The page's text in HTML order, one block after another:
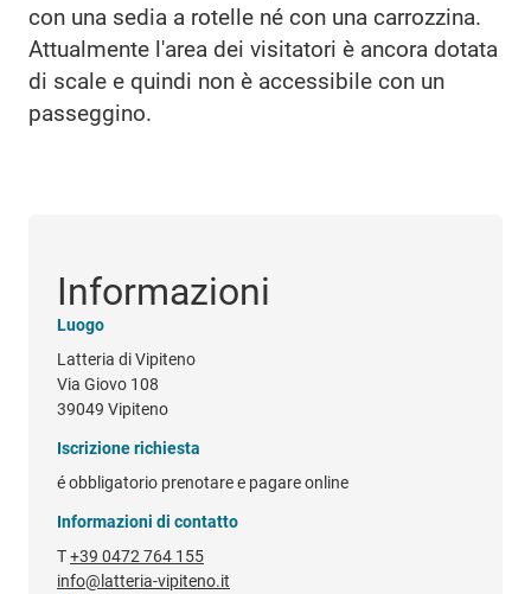
con una sedia a rotelle né con una carrozzina.
Attualmente l'area dei visitatori è ancora dotata
di scale e quindi non è accessibile con un
passeggino.
Informazioni
Luogo
Latteria di Vipiteno
Via Giovo 108
39049 Vipiteno
Iscrizione richiesta
é obbligatorio prenotare e pagare online
Informazioni di contatto
T+39 0472 764 155
info@latteria-vipiteno.it